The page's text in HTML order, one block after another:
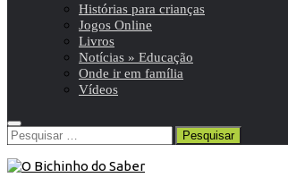
Histórias para crianças
Jogos Online
Livros
Notícias » Educação
Onde ir em família
Vídeos
Pesquisar
por: